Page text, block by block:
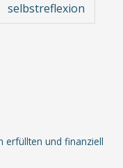
selbstreflexion
erfüllten und finanziell